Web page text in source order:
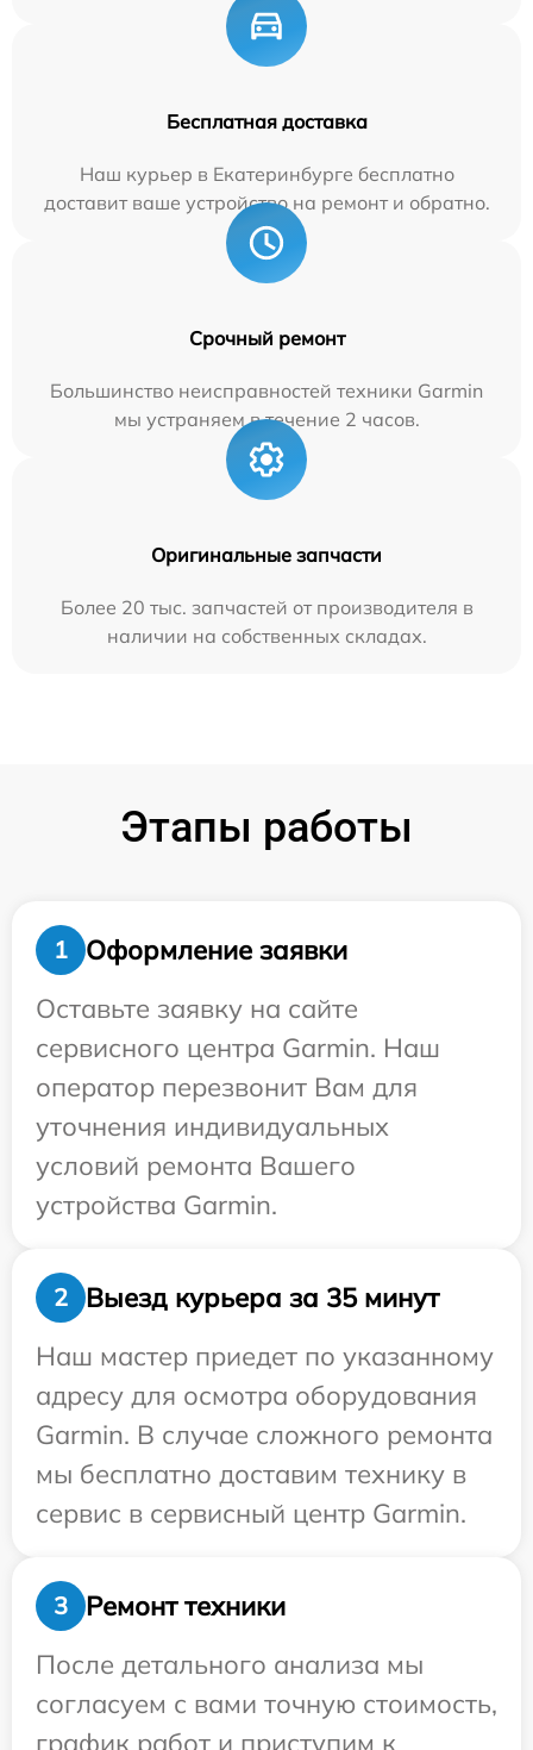
Бесплатная доставка
Наш курьер в Екатеринбурге бесплатно
доставит ваше устройство на ремонт и обратно.
Срочный ремонт
Большинство неисправностей техники Garmin
мы устраняем в течение 2 часов.
Оригинальные запчасти
Более 20 тыс. запчастей от производителя в
наличии на собственных складах.
Этапы работы
1
Оформление заявки
Оставьте заявку на сайте
сервисного центра Garmin. Наш
оператор перезвонит Вам для
уточнения индивидуальных
условий ремонта Вашего
устройства Garmin.
2
Выезд курьера за 35 минут
Наш мастер приедет по указанному
адресу для осмотра оборудования
Garmin. В случае сложного ремонта
мы бесплатно доставим технику в
сервис в сервисный центр Garmin.
3
Ремонт техники
После детального анализа мы
согласуем с вами точную стоимость,
график работ и приступим к